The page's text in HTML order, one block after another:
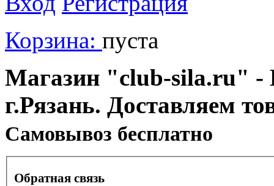
Корзина: пуста
Магазин "club-sila.ru" -
г.Рязань. Доставляем
Cамовывоз бесплатно
Обратная связь